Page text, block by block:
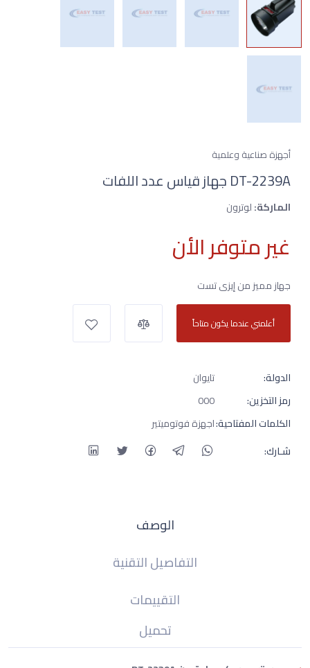
أجهزة صناعية وعلمية
DT-2239A جهاز قياس عدد اللفات
الماركة:لوترون
غير متوفر الأن
جهاز مميز من إيزى تست
أعلمني عندما يكون متاحاً
الدولة:
تايوان
رمز التخزين:
000
الكلمات المفتاحية:اجهزة فوتوميتير
شـارك:
الوصف
التفاصيل التقنية
التقييمات
تحميل